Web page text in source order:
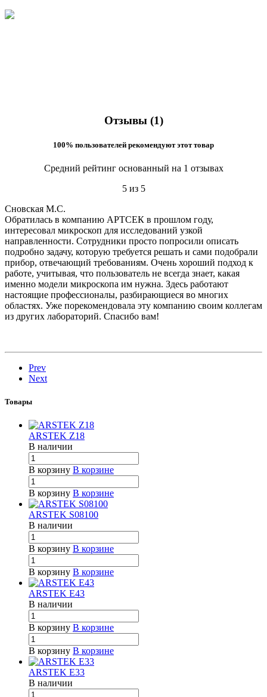
Отзывы (1)
100% пользователей рекомендуют этот товар
Средний рейтинг основанный на 1 отзывах
5 из 5
Сновская М.С.
Обратилась в компанию АРТСЕК в прошлом году,
интересовал микроскоп для исследований узкой
направленности. Сотрудники просто попросили описать
подробно задачу, которую требуется решать и сами подобрали
прибор, отвечающий требованиям. Очень хороший подход к
работе, учитывая, что пользователь не всегда знает, какая
именно модели микроскопа им нужна. Здесь работают
настоящие профессионалы, разбирающиеся во многих
областях. Уже порекомендовала эту компанию своим коллегам
из других лабораторий. Спасибо вам!
Prev
Next
Товары
ARSTEK Z18
В наличии
В корзину В корзине
В корзину В корзине
ARSTEK S08100
В наличии
В корзину В корзине
В корзину В корзине
ARSTEK E43
В наличии
В корзину В корзине
В корзину В корзине
ARSTEK E33
В наличии